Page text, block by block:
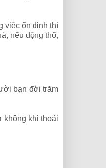
việc ổn định thì
nếu động thổ,
bạn đời trăm
không khí thoải